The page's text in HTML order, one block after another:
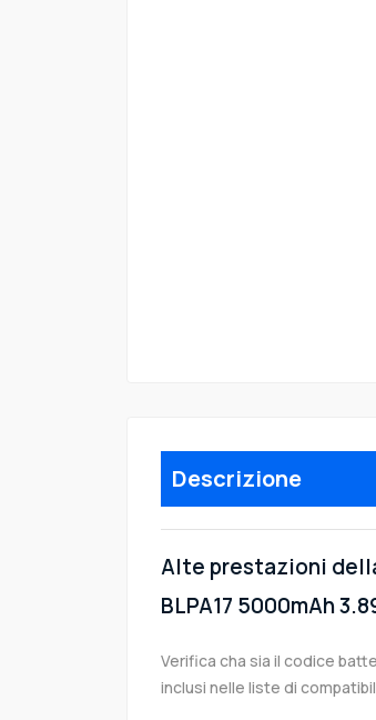
Descrizione
Alte prestazioni
BLPA17 5000mAh
Verifica cha sia il codice
inclusi nelle liste di